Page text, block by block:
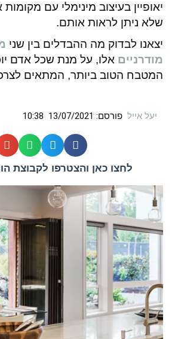
יאופיין בעיצוב מינימלי עם מקומות
שלא ניתן לראות אותם.
יצאנו לבדוק מה ההבדלים בין שני
מודרניים אלו, על מנת שכל אדם
המטבח הטוב ביותר, המתאים
יעל אייל פורסם: 13/07/2021
10:38
לחצו כאן והצטרפו לקבוצת